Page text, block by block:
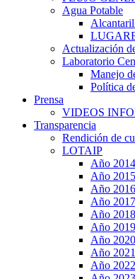
Agua Potable
Actualización
Laboratorio
Manejo
Política
Prensa
VIDEOS
Transparencia
Rendición de
LOTAIP
Año 2014
Año 2015
Año 2016
Año 2017
Año 2018
Año 2019
Año 2020
Año 2021
Año 2022